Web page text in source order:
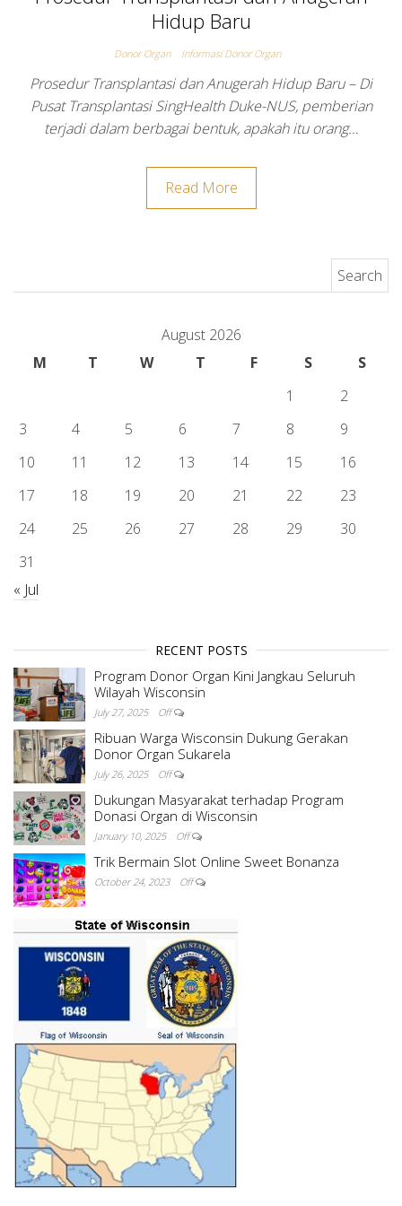
Hidup Baru
Donor Organ Informasi Donor Organ
Prosedur Transplantasi dan Anugerah Hidup Baru – Di
Pusat Transplantasi SingHealth Duke-NUS, pemberian
terjadi dalam berbagai bentuk, apakah itu orang…
Read More
August 2026
M
T W T F S
S
1
2
3
4 5 6 7 8
9
10
11 12 13 14 15
16
17
18 19 20 21 22
23
24
25 26 27 28 29
30
31
« Jul
RECENT POSTS
Program Donor Organ Kini Jangkau Seluruh
Wilayah Wisconsin
July 27, 2025 Off
Ribuan Warga Wisconsin Dukung Gerakan
Donor Organ Sukarela
July 26, 2025 Off
Dukungan Masyarakat terhadap Program
Donasi Organ di Wisconsin
January 10, 2025 Off
Trik Bermain Slot Online Sweet Bonanza
October 24, 2023 Off